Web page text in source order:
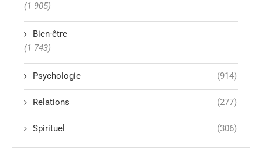
(1 905)
Bien-être
(1 743)
Psychologie (914)
Relations (277)
Spirituel (306)